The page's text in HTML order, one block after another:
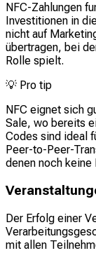
NFC-Zahlungen
Investitionen in
nicht auf
übertragen, bei
Rolle spielt.
💡 Pro tip
NFC eignet sich
Sale, wo bereits
Codes sind ideal
Peer-to-Peer-
denen noch keine
Der Erfolg einer
mit allen